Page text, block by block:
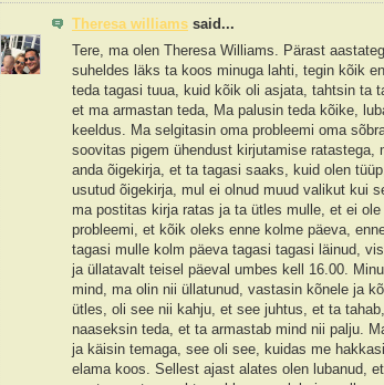
Theresa williams said...
Tere, ma olen Theresa Williams. Pärast
suheldes läks ta koos minuga lahti, tegin kõik
teda tagasi tuua, kuid kõik oli asjata, tahtsin ta
et ma armastan teda, Ma palusin teda kõike,
keeldus. Ma selgitasin oma probleemi oma
soovitas pigem ühendust kirjutamise ratastega,
anda õigekirja, et ta tagasi saaks, kuid olen
usutud õigekirja, mul ei olnud muud valikut kui
ma postitas kirja ratas ja ta ütles mulle, et ei ole
probleemi, et kõik oleks enne kolme päeva,
tagasi mulle kolm päeva tagasi tagasi läinud,
ja üllatavalt teisel päeval umbes kell 16.00.
mind, ma olin nii üllatunud, vastasin kõnele ja
ütles, oli see nii kahju, et see juhtus, et ta
naaseksin teda, et ta armastab mind nii palju.
ja käisin temaga, see oli see, kuidas me
elama koos. Sellest ajast alates olen lubanud,